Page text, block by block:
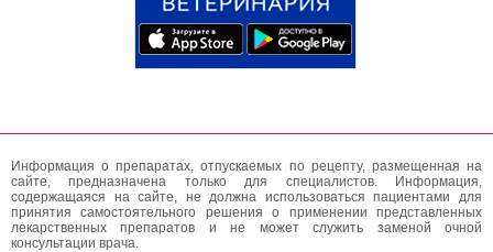
Информация о препаратах, отпускаемых по рецепту, размещенная на
сайте, предназначена только для специалистов. Информация,
содержащаяся на сайте, не должна использоваться пациентами для
принятия самостоятельного решения о применении представленных
лекарственных препаратов и не может служить заменой очной
консультации врача.